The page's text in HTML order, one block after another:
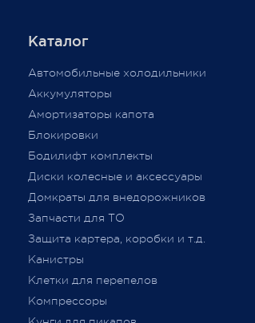
повысить цены вновь...
что Вы выбираете нас и надежду
на дальнейшее плодотворное
сотрудничество.
Ваш Pajero Shop.
9 июля 2021
Каталог
Автомобильные холодильники
Аккумуляторы
Амортизаторы капота
Блокировки
Бодилифт комплекты
Диски колесные и аксессуары
Домкраты для внедорожников
Запчасти для ТО
Защита картера, коробки и т.д.
Канистры
Клетки для перепелов
Компрессоры